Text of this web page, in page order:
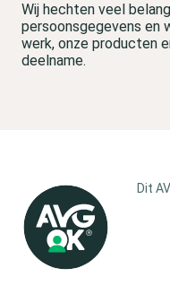
Wij hechten veel
persoonsgegevens en
werk, onze producten
deelname.
Dit